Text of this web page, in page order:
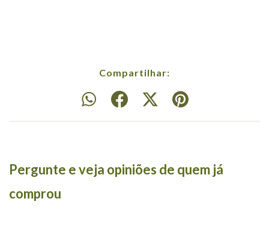
Compartilhar:
Pergunte e veja opiniões de quem já
comprou